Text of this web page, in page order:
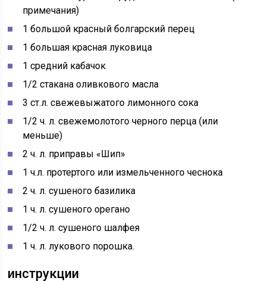
примечания)
1 большой красный болгарский перец
1 большая красная луковица
1 средний кабачок
1/2 стакана оливкового масла
3 ст.л. свежевыжатого лимонного сока
1/2 ч. л. свежемолотого черного перца (или
меньше)
2 ч. л. приправы «Шип»
1 ч.л. протертого или измельченного чеснока
2 ч. л. сушеного базилика
1 ч. л. сушеного орегано
1/2 ч. л. сушеного шалфея
1 ч. л. лукового порошка.
инструкции